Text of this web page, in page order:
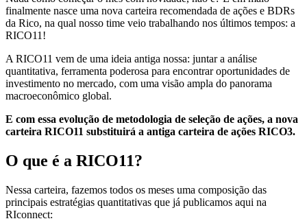
finalmente nasce uma nova carteira recomendada de ações e BDRs
da Rico, na qual nosso time veio trabalhando nos últimos tempos: a
RICO11!
A RICO11 vem de uma ideia antiga nossa: juntar a análise
quantitativa, ferramenta poderosa para encontrar oportunidades de
investimento no mercado, com uma visão ampla do panorama
macroeconômico global.
E com essa evolução de metodologia de seleção de ações, a nova
carteira RICO11 substituirá a antiga carteira de ações RICO3.
O que é a RICO11?
Nessa carteira, fazemos todos os meses uma composição das
principais estratégias quantitativas que já publicamos aqui na
RIconnect: